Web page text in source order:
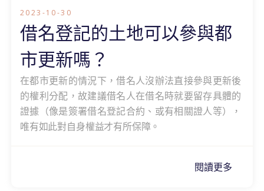
2023-10-30
借名登記的土地可以參與都
市更新嗎？
在都市更新的情況下，借名人沒辦法直接參與更新後
的權利分配，故建議借名人在借名時就要留存具體的
證據（像是簽署借名登記合約、或有相關證人等），
唯有如此對自身權益才有所保障。
閱讀更多